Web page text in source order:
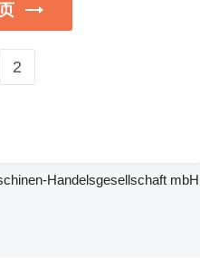
2
Handelsgesellschaft mbH